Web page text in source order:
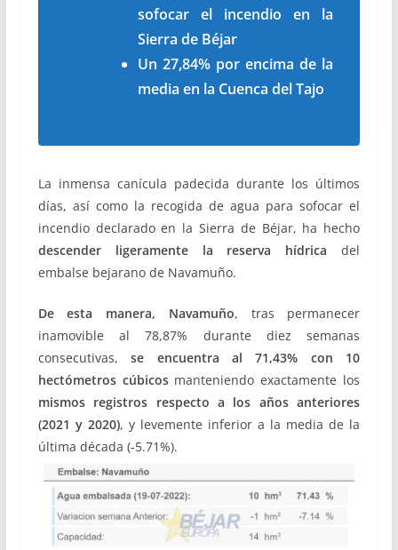
sofocar el incendio en la
Sierra de Béjar
Un 27,84% por encima de la
media en la Cuenca del Tajo
La inmensa canícula padecida durante los últimos
días, así como la recogida de agua para sofocar el
incendio declarado en la Sierra de Béjar, ha hecho
descender ligeramente la reserva hídrica del
embalse bejarano de Navamuño.
De esta manera, Navamuño, tras permanecer
inamovible al 78,87% durante diez semanas
consecutivas,se encuentra al 71,43% con 10
hectómetros cúbicosmanteniendo exactamente los
mismos registros respecto a los años anteriores
(2021 y 2020), y levemente inferior a la media de la
última década (-5.71%).